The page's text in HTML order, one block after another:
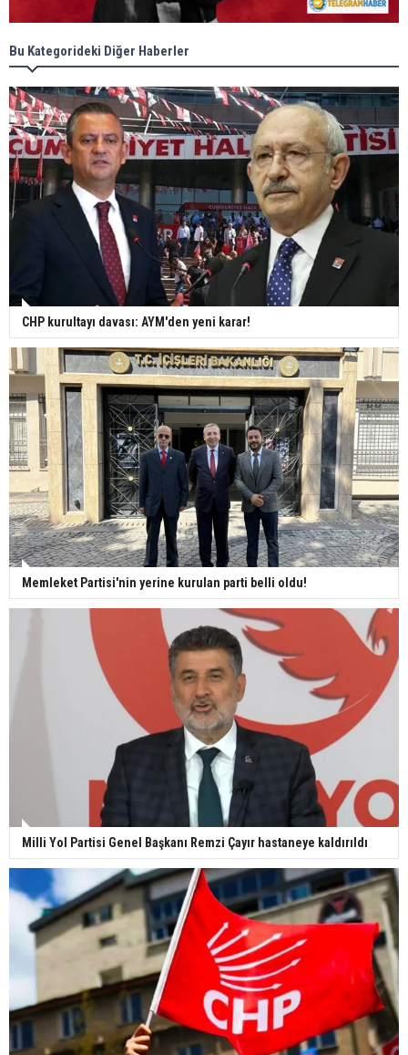
Bu Kategorideki Diğer Haberler
CHP kurultayı davası: AYM'den yeni karar!
Memleket Partisi'nin yerine kurulan parti belli oldu!
Milli Yol Partisi Genel Başkanı Remzi Çayır hastaneye kaldırıldı